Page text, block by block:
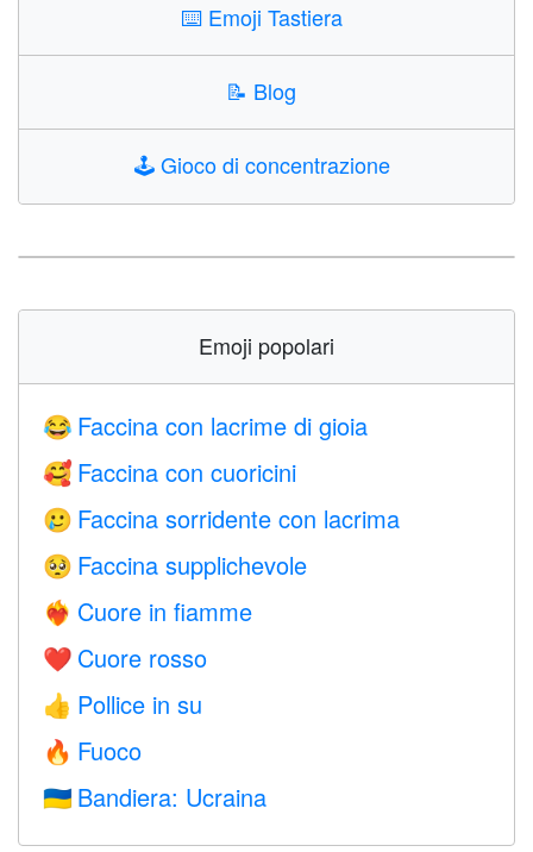
⌨️ Emoji Tastiera
📝 Blog
🕹️Gioco di concentrazione
Emoji popolari
😂 Faccina con lacrime di gioia
🥰 Faccina con cuoricini
🥲 Faccina sorridente con lacrima
🥺 Faccina supplichevole
❤️‍🔥 Cuore in fiamme
❤️ Cuore rosso
👍 Pollice in su
🔥 Fuoco
🇺🇦 Bandiera: Ucraina